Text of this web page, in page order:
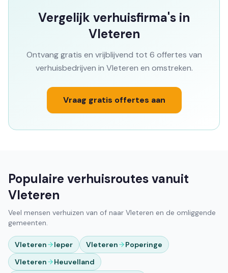
Vergelijk verhuisfirma's in
Vleteren
Ontvang gratis en vrijblijvend tot 6 offertes van
verhuisbedrijven in Vleteren en omstreken.
Vraag gratis offertes aan
Populaire verhuisroutes vanuit
Vleteren
Veel mensen verhuizen van of naar Vleteren en de omliggende
gemeenten.
Vleteren Ieper Vleteren
Poperinge
Vleteren
Heuvelland